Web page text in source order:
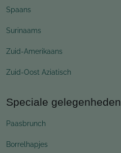
Spaans
Surinaams
Zuid-Amerikaans
Zuid-Oost Aziatisch
Speciale gelegenheden
Paasbrunch
Borrelhapjes